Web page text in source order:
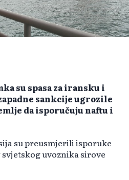
su spasa za iransku i
sankcije ugrozile
da isporučuju naftu i
su preusmjerili isporuke
uvoznika sirove